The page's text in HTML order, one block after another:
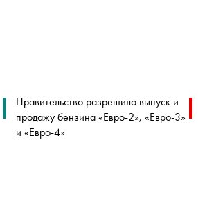
Правительство разрешило выпуск и
продажу бензина «Евро-2», «Евро-3»
и «Евро-4»